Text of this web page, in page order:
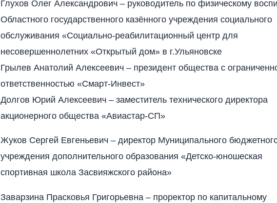
Глухов Олег Александрович – руководитель по физическому
Областного государственного казённого учреждения социального
обслуживания «Социально-реабилитационный центр для
несовершеннолетних «Открытый дом» в г.Ульяновске
Грылев Анатолий Алексеевич – президент общества с
ответственностью «Смарт-Инвест»
Долгов Юрий Алексеевич – заместитель технического директора
акционерного общества «Авиастар-СП»
Жуков Сергей Евгеньевич – директор Муниципального
учреждения дополнительного образования «Детско-юношеская
спортивная школа Засвияжского района»
Заварзина Прасковья Григорьевна – проректор по капитальному